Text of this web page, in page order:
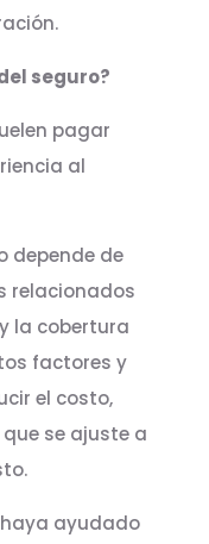
seguro?
pagar
al
depende de
relacionados
la cobertura
factores y
el costo,
se ajuste a
ayudado